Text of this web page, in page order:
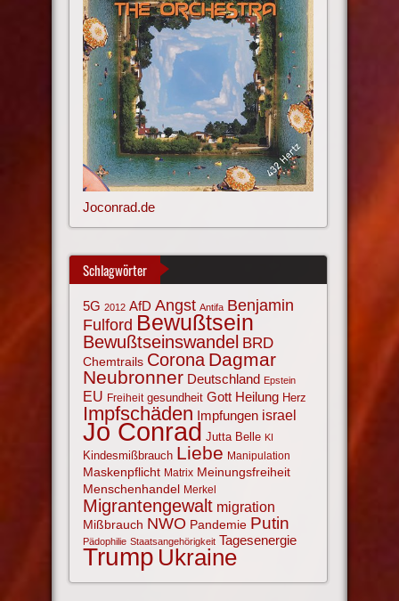
Joconrad.de
Schlagwörter
5G 2012 AfD Angst Antifa Benjamin
Fulford Bewußtsein
Bewußtseinswandel BRD
Chemtrails Corona Dagmar
Neubronner Deutschland Epstein
EU Freiheit gesundheit Gott Heilung Herz
Impfschäden Impfungen israel
Jo Conrad Jutta Belle KI
Kindesmißbrauch Liebe Manipulation
Maskenpflicht Matrix Meinungsfreiheit
Menschenhandel Merkel
Migrantengewalt migration
Mißbrauch NWO Pandemie Putin
Pädophilie Staatsangehörigkeit Tagesenergie
Trump Ukraine